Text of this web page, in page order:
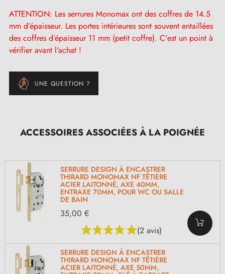
ATTENTION: Les serrures Monomax ont des coffres de 14.5
mm d’épaisseur. Les portes intérieures sont souvent entaillées
des coffres d’épaisseur 11 mm (petit coffre). C'est un point à
vérifier avant l'achat !
UNE QUESTION ?
ACCESSOIRES ASSOCIÉES À LA POIGNÉE
SERRURE DESIGN À ENCASTRER
THIRARD MONOMAX NF TÊTIÈRE
ACIER LAITONNÉ, AXE 40MM,
ENTRAXE 70MM, POUR WC OU SALLE
DE BAIN
(2 avis)
35,00 €
SERRURE DESIGN À ENCASTRER
THIRARD MONOMAX NF TÊTIÈRE
ACIER LAITONNÉ, AXE 50MM,